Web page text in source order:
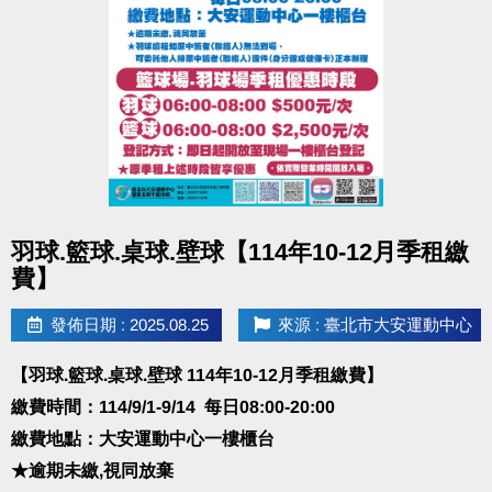
羽球.籃球.桌球.壁球【114年10-12月季租繳
費】
發佈日期 : 2025.08.25 來源 : 臺北市大安運動中心
【羽球.籃球.桌球.壁球 114年10-12月季租繳費】
繳費時間：114/9/1-9/14 每日08:00-20:00
繳費地點：大安運動中心一樓櫃台
★逾期未繳,視同放棄